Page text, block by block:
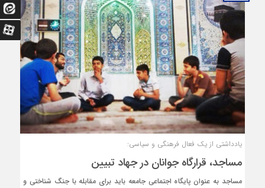
یادداشتی از یک فعال فرهنگی و سیاسی:
مساجد، قرارگاه جوانان در جهاد تبیین
مساجد به عنوان پایگاه اجتماعی جامعه باید برای مقابله با جنگ شناختی و